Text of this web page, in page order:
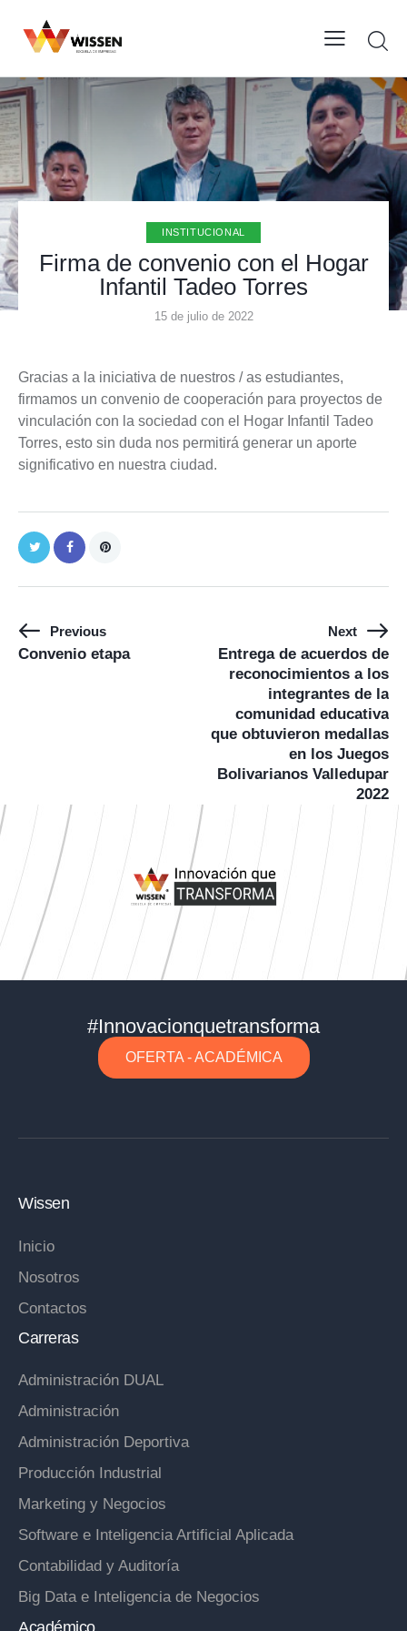
INSTITUCIONAL
Firma de convenio con el Hogar
Infantil Tadeo Torres
15 de julio de 2022
Gracias a la iniciativa de nuestros / as estudiantes,
firmamos un convenio de cooperación para proyectos de
vinculación con la sociedad con el Hogar Infantil Tadeo
Torres, esto sin duda nos permitirá generar un aporte
significativo en nuestra ciudad.
Previous
Convenio etapa
Next
Entrega de acuerdos de
reconocimientos a los
integrantes de la
comunidad educativa
que obtuvieron medallas
en los Juegos
Bolivarianos Valledupar
2022
#Innovacionquetransforma
OFERTA - ACADÉMICA
Wissen
Inicio
Nosotros
Contactos
Carreras
Administración DUAL
Administración
Administración Deportiva
Producción Industrial
Marketing y Negocios
Software e Inteligencia Artificial Aplicada
Contabilidad y Auditoría
Big Data e Inteligencia de Negocios
Académico